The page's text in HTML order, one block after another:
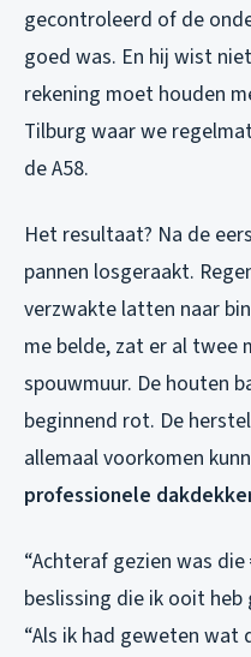
gecontroleerd of de
goed was. En hij wist
rekening moet houden
Tilburg waar we
de A58.
Het resultaat? Na de
pannen losgeraakt.
verzwakte latten naar
me belde, zat er al twee
spouwmuur. De houten
beginnend rot. De
allemaal voorkomen
professionele
“Achteraf gezien was
beslissing die ik ooit heb
“Als ik had geweten wat